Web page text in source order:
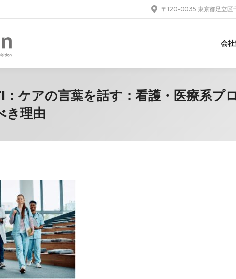
〒120-0035 東京都足立区
会社
ケアの言葉を話す：看護・医療系プ
き理由